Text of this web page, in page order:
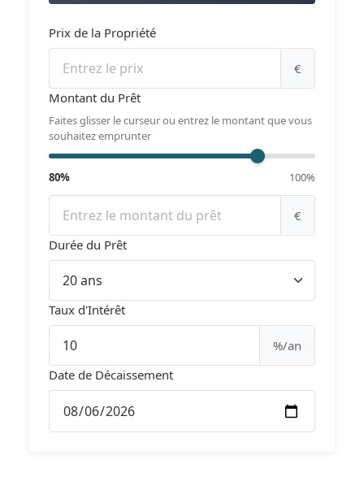
Prix de la Propriété
€
Montant du Prêt
Faites glisser le curseur ou entrez le montant que vous
souhaitez emprunter
80% 100%
€
Durée du Prêt
Taux d'Intérêt
%/an
Date de Décaissement